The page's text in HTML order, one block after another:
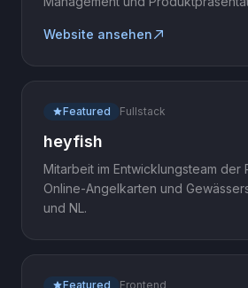
Website ansehen
Featured Fullstack
heyfish
Mitarbeit im Entwicklungsteam der
Online-Angelkarten und
und NL.
Featured Frontend